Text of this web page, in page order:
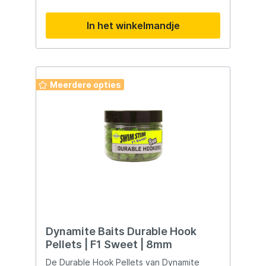
De Stiki Method Pellets zijn gemaakt van
hoogwaardig vismeel en voorzien van een
aantrekkelijke Chocolate Orange flavour,
hierdoor zijn ze perfect voor het vissen op
In het winkelmandje
Meerdere opties
Dynamite Baits Durable Hook
Pellets | F1 Sweet | 8mm
De Durable Hook Pellets van Dynamite